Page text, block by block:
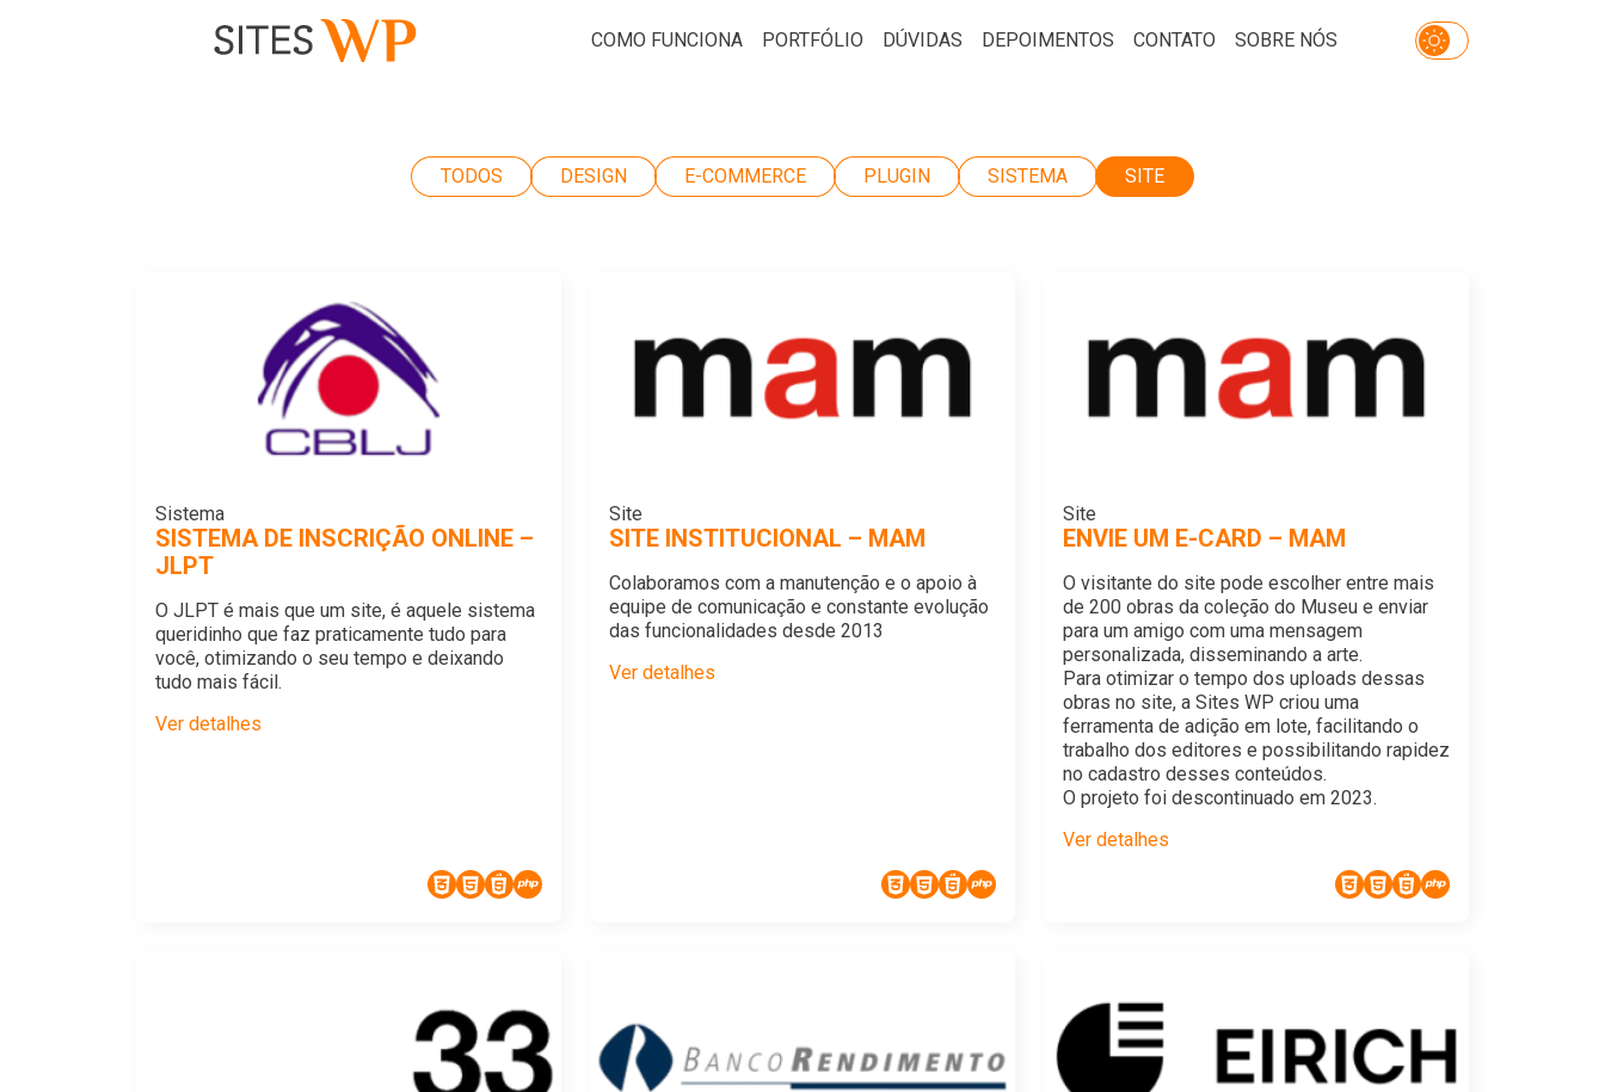
COMO FUNCIONA PORTFÓLIO DÚVIDAS DEPOIMENTOS CONTATO SOBRE NÓS
TODOS DESIGN E-COMMERCE PLUGIN SISTEMA SITE
Sistema
SISTEMA DE INSCRIÇÃO ONLINE –
JLPT
O JLPT é mais que um site, é aquele sistema
queridinho que faz praticamente tudo para
você, otimizando o seu tempo e deixando
tudo mais fácil.
Ver detalhes
Site
SITE INSTITUCIONAL – MAM
Colaboramos com a manutenção e o apoio à
equipe de comunicação e constante evolução
das funcionalidades desde 2013
Ver detalhes
Site
ENVIE UM E-CARD – MAM
O visitante do site pode escolher entre mais
de 200 obras da coleção do Museu e enviar
para um amigo com uma mensagem
personalizada, disseminando a arte.
Para otimizar o tempo dos uploads dessas
obras no site, a Sites WP criou uma
ferramenta de adição em lote, facilitando o
trabalho dos editores e possibilitando rapidez
no cadastro desses conteúdos.
O projeto foi descontinuado em 2023.
Ver detalhes